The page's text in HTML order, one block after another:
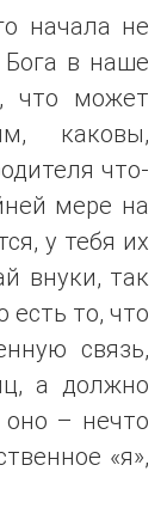
начала не
в наше
что может
каковы,
что-
мере на
у тебя их
внуки, так
есть то, что
связь,
а должно
оно – нечто
«я»,